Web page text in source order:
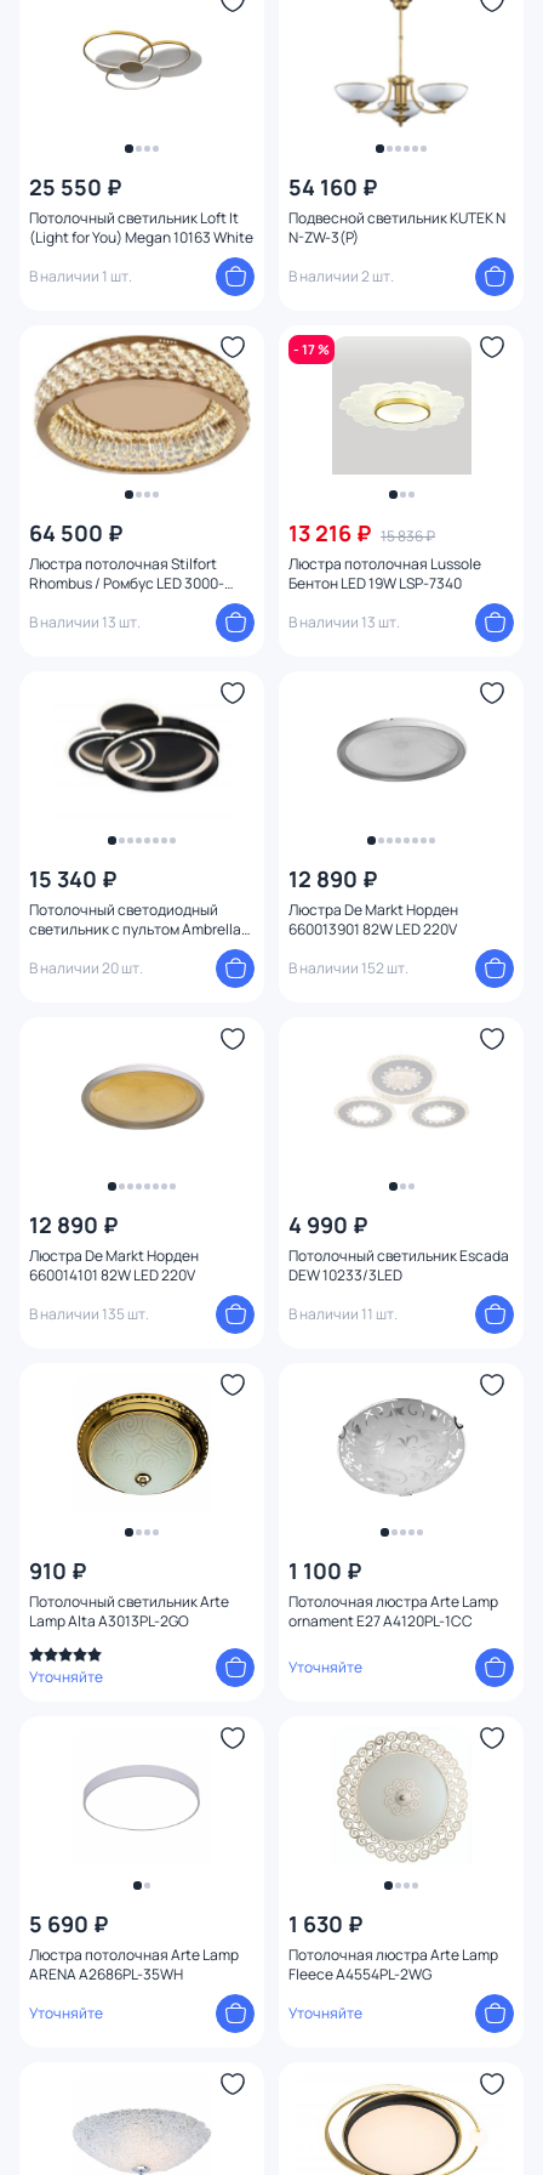
25 550 ₽
Потолочный светильник Loft It
(Light for You) Megan 10163 White
В наличии 1 шт.
54 160 ₽
Подвесной светильник KUTEK N
N-ZW-3(P)
В наличии 2 шт.
64 500 ₽
Люстра потолочная Stilfort
Rhombus / Ромбус LED 3000-
В наличии 13 шт.
- 17 %
13 216 ₽ 15 836 ₽
Люстра потолочная Lussole
Бентон LED 19W LSP-7340
В наличии 13 шт.
15 340 ₽
Потолочный светодиодный
светильник с пультом Ambrella
В наличии 20 шт.
12 890 ₽
Люстра De Markt Норден
660013901 82W LED 220V
В наличии 152 шт.
12 890 ₽
Люстра De Markt Норден
660014101 82W LED 220V
В наличии 135 шт.
4 990 ₽
Потолочный светильник Escada
DEW 10233/3LED
В наличии 11 шт.
910 ₽
Потолочный светильник Arte
Lamp Alta A3013PL-2GO
Уточняйте
1 100 ₽
Потолочная люстра Arte Lamp
ornament E27 A4120PL-1CC
Уточняйте
5 690 ₽
Люстра потолочная Arte Lamp
ARENA A2686PL-35WH
Уточняйте
1 630 ₽
Потолочная люстра Arte Lamp
Fleece A4554PL-2WG
Уточняйте
Ширина (мм)
Длина (мм)
Диаметр (мм)
Вид лампы
Цоколь
Цвет свечения
Тип помещения
Управление
Форма
Форма плафона
Количество плафонов
Мощность ламп